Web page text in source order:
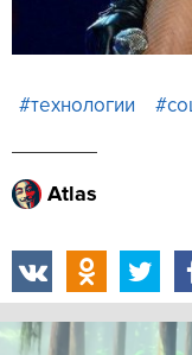
#технологии
Atlas